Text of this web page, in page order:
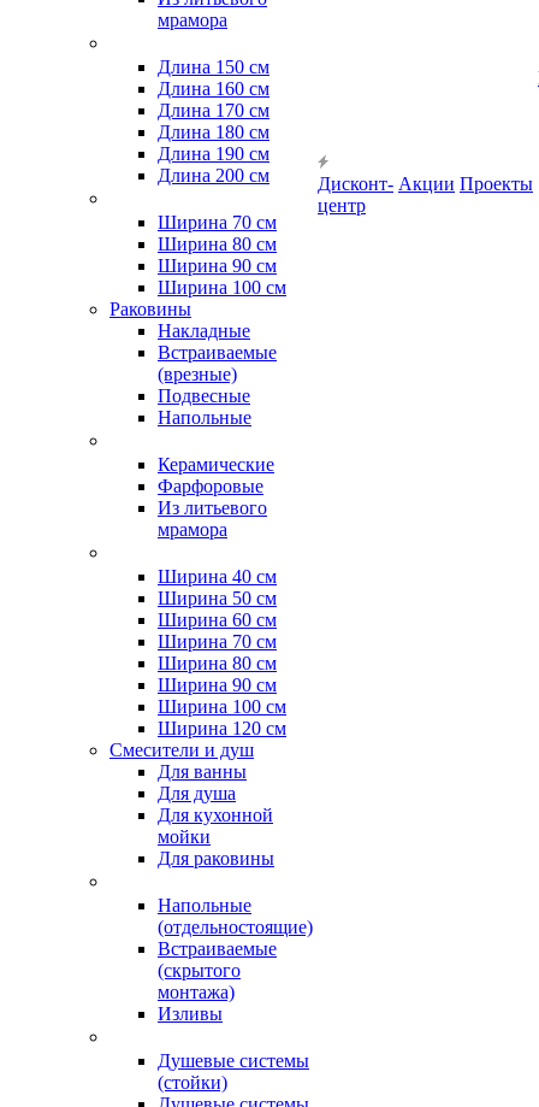
мрамора
Длина 150 см
Длина 160 см
Длина 170 см
Длина 180 см
Длина 190 см
Длина 200 см
Ширина 70 см
Ширина 80 см
Ширина 90 см
Ширина 100 см
Раковины
Накладные
Встраиваемые
(врезные)
Подвесные
Напольные
Керамические
Фарфоровые
Из литьевого
мрамора
Ширина 40 см
Ширина 50 см
Ширина 60 см
Ширина 70 см
Ширина 80 см
Ширина 90 см
Ширина 100 см
Ширина 120 см
Смесители и душ
Для ванны
Для душа
Для кухонной
мойки
Для раковины
Напольные
(отдельностоящие)
Встраиваемые
(скрытого
монтажа)
Изливы
Душевые системы
(стойки)
Дисконт-
центр
Акции Проекты